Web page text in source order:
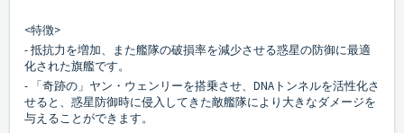
<特徴>
- 抵抗力を増加、また艦隊の破損率を減少させる惑星の防御に最適
化された旗艦です。
- 「奇跡の」ヤン・ウェンリーを搭乗させ、DNAトンネルを活性化さ
せると、惑星防御時に侵入してきた敵艦隊により大きなダメージを
与えることができます。